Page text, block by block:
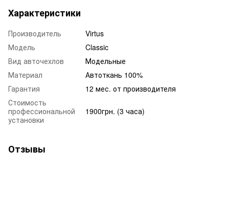
Характеристики
Производитель
Virtus
Модель
Classic
Вид авточехлов
Модельные
Материал
Автоткань 100%
Гарантия
12 мес. от производителя
Стоимость
профессиональной
установки
1900грн. (3 часа)
Отзывы